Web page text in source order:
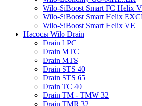
Wilo-SiBoost Smart FC Helix V
Wilo-SiBoost Smart Helix
Wilo-SiBoost Smart Helix VE
Насосы Wilo Drain
Drain LPC
Drain MTC
Drain MTS
Drain STS 40
Drain STS 65
Drain TC 40
Drain TM - TMW 32
Drain TMR 32